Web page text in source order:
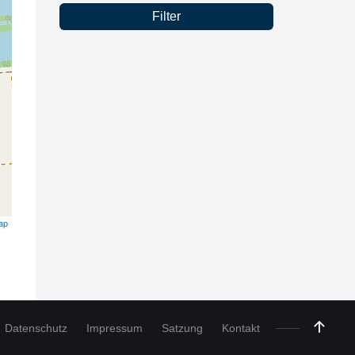
Filter
Datenschutz Impressum Satzung Kontakt